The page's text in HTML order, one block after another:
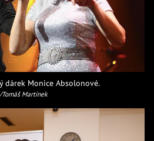
dárek Monice Absolonové.
Martínek